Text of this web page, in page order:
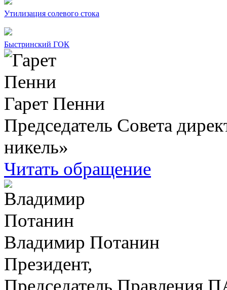
Утилизация солевого стока
Быстринский ГОК
Гарет Пенни
Председатель Совета
никель»
Читать обращение
Владимир Потанин
Президент,
Председатель Правления